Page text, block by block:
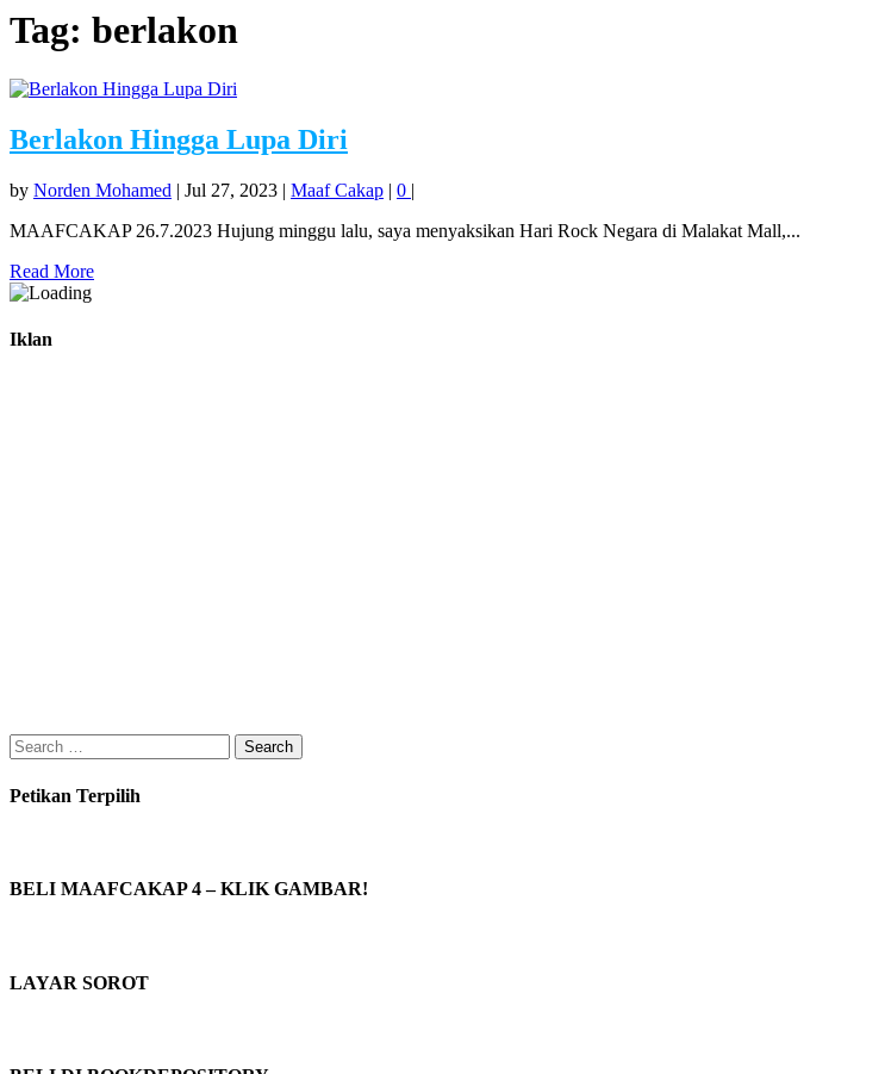
Tag: berlakon
Berlakon Hingga Lupa Diri
by Norden Mohamed | Jul 27, 2023 | Maaf Cakap | 0 |
MAAFCAKAP 26.7.2023 Hujung minggu lalu, saya menyaksikan Hari Rock Negara di Malakat Mall,...
Read More
Iklan
Search
for:
Petikan Terpilih
BELI MAAFCAKAP 4 – KLIK GAMBAR!
LAYAR SOROT